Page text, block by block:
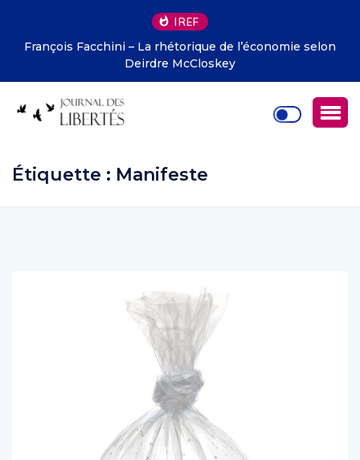
IREF
François Facchini – La rhétorique de l’économie selon
Deirdre McCloskey
Étiquette : Manifeste